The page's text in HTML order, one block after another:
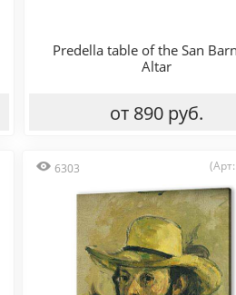
Predella table of the San
Altar
от 890 руб.
6303